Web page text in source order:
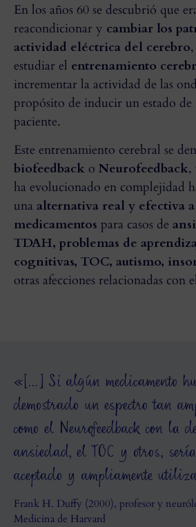
En los años 60 se descubrió que
reacondicionar y cambiar los
actividad eléctrica del cerebro
estudiar el entrenamiento
incrementar la actividad de las
propósito de inducir un estado de
paciente.
Este entrenamiento cerebral se
biofeedback o Neurofeedback,
ha evolucionado en complejidad
una alternativa real y efectiva
medicamentos para casos de
TDAH, problemas de
cognitivas, TOC, autismo,
otras afecciones relacionadas con
«[…] Si algún medicamento
demostrado un espectro tan
como el Neurofeedback con la
ansiedad, el TOC y otros,
aceptado y ampliamente
Frank H. Duffy (2000), profesor y
Medicina de Harvard